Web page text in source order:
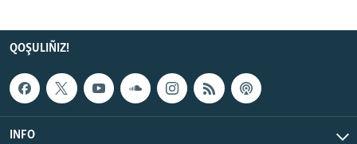
QOŞULIÑIZ!
INFO